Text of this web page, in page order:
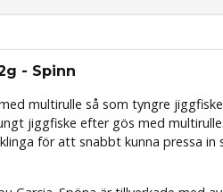
- Spinn
multirulle så som tyngre
jiggfiske efter gös med
för att snabbt kunna pressa